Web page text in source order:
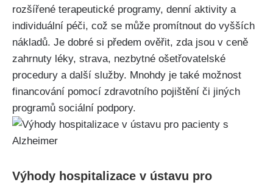
rozšířené terapeutické programy, denní aktivity a
individuální péči, což se může promítnout do vyšších
nákladů. Je dobré si předem ověřit, zda jsou v ceně
zahrnuty léky, strava, nezbytné ošetřovatelské
procedury a další služby. Mnohdy je také možnost
financování pomocí zdravotního pojištění či jiných
programů sociální podpory.
Výhody hospitalizace v ústavu pro